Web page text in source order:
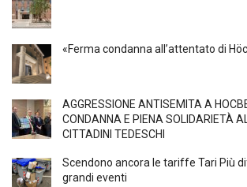
«Ferma condanna all’attentato di
AGGRESSIONE ANTISEMITA A
CONDANNA E PIENA SOLIDARIETÀ
CITTADINI TEDESCHI
Scendono ancora le tariffe Tari Più
grandi eventi